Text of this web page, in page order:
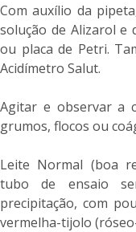
Com auxílio da
solução de Alizarol e
ou placa de Petri.
Acidímetro Salut.
Agitar e observar a
grumos, flocos ou
Leite Normal (boa
tubo de ensaio
precipitação, com
vermelha-tijolo